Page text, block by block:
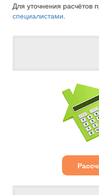
Для уточнения расчётов
специалистами.